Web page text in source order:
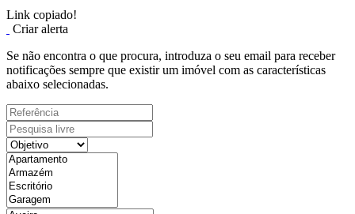
Link copiado!
Criar alerta
Se não encontra o que procura, introduza o seu email para receber
notificações sempre que existir um imóvel com as características
abaixo selecionadas.